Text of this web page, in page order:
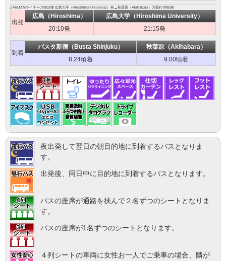
JAMJAMライナーJX502便 広島大学（Hiroshima University）発→秋葉原（Akihabara）方面行 時刻表
出発
広島（Hiroshima）
広島大学（Hiroshima University）
20:10発
21:15発
到着
バスタ新宿（Busta Shinjuku）
秋葉原（Akihabara）
8:24頃着
9:00頃着
夜出発して翌日の朝目的地に到着するバスとなりま
す。
出発後、同日中に目的地に到着するバスとなります。
バスの座席が通路を挟んで２名ずつのシートとなりま
す。
バスの座席が1名ずつのシートとなります。
４列シートの車両に女性お一人でご乗車の場合、隣が